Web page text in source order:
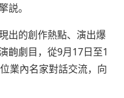
説。
的創作熱點、演出爆
齣劇目，從9月17日至1
業內名家對話交流，向